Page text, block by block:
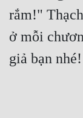
rắm!"
ở mỗi
giả bạn nhé!